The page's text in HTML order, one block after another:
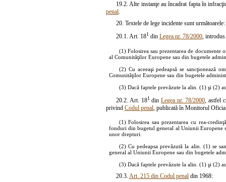
19.2. Alte instanţe au încadrat fapta în
penal.
20. Textele de lege incidente sunt următoarele:
20.1. Art. 181 din Legea nr. 78/2000,
(1) Folosirea sau prezentarea de documente
al Comunităţilor Europene sau din bugetele
(2) Cu aceeaşi pedeapsă se
Comunităţilor Europene sau din bugetele
(3) Dacă faptele prevăzute la alin. (1) şi (2)
20.2. Art. 181dinLegea nr. 78/2000, astfel
privind Codul penal , publicată în Monitorul
(1) Folosirea sau prezentarea cu rea-
fonduri din bugetul general al Uniunii Europene
unor drepturi.
(2) Cu pedeapsa prevăzută la alin. (1) se
general al Uniunii Europene sau din bugetele
(3) Dacă faptele prevăzute la alin. (1) şi (2)
20.3. Art. 215 din Codul penal din 1968: